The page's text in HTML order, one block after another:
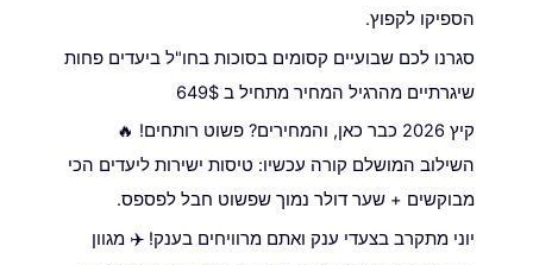
הספיקו לקפוץ.
סגרנו לכם שבועיים קסומים בסוכות בחו"ל ביעדים פחות
שיגרתיים מהרגיל המחיר מתחיל ב 649$
קיץ 2026 כבר כאן, והמחירים? פשוט רותחים! 🔥
השילוב המושלם קורה עכשיו: טיסות ישירות ליעדים הכי
מבוקשים + שער דולר נמוך שפשוט חבל לפספס.
יוני מתקרב בצעדי ענק ואתם מרוויחים בענק! ✈️ מגוון